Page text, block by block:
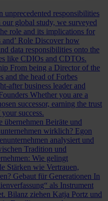
unprecedented responsibilities
global study, we surveyed
role and its implications for
Role Discover how
data responsibilities onto the
like CDIOs and CDTOs.
From being a Director of the
and the head of Forbes
after business leader and
Whether you are a
successor, earning the trust
success.
übernehmen Beiräte und
wirklich? Egon
analysiert und
Tradition und
Wie gelingt
Stärken wie Vertrauen,
Gebaut für Generationen In
als Instrument
Bilanz ziehen Katja Portz und